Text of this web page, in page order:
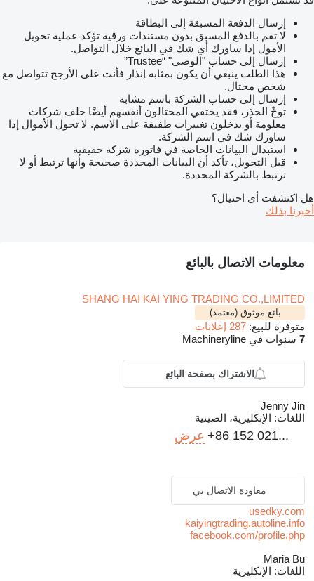
إرسال الدفعة المسبقة إلى البطاقة
لا تقم بالدفع المسبق بدون مستندات ورقية تؤكد عملية تحويل
الأمول إذا ساورك أي شك في البائع خلال التواصل.
إرسال إلى حساب "الوصي" “Trustee”
هذا الطلب ينبغي أن يكون بمثابه إنذار فأنت على الأرجح تتواصل مع
شخص محتال.
إرسال إلى حساب الشركة باسم مشابه
توخّ الحذر، فقد يختفي المحتالون أنفسهم أيضًا خلف شركات
معلومة أو يدخلون تغييرات طفيفة على الاسم. لا تحول الأموال إذا
ساورك شك في اسم الشركة.
استبدال البيانات الخاصة في فاتورة شركة حقيقية
قبل التحويل، تأكد أن البيانات المحددة صحيحة وأنها ترتبط أو لا
ترتبط بالشركة المحددة.
هل اكتشفت أي احتيال؟
أخبرنا بذلك
معلومات الاتصال بالبائع
SHANG HAI KAI YING TRADING CO.,LIMITED
بائع موثوق (معتمد)
متوفرة للبيع: 287 إعلانات
7 سنوات في Machineryline
الاشتراك بصفحة البائع
Jenny Jin
اللغات: الإنكليزية، الصينية
+86 152 021... عرض
معاودة الاتصال بي
usedky.com
kaiyingtrading.autoline.info
facebook.com/profile.php
Maria Bu
اللغات: الإنكليزية